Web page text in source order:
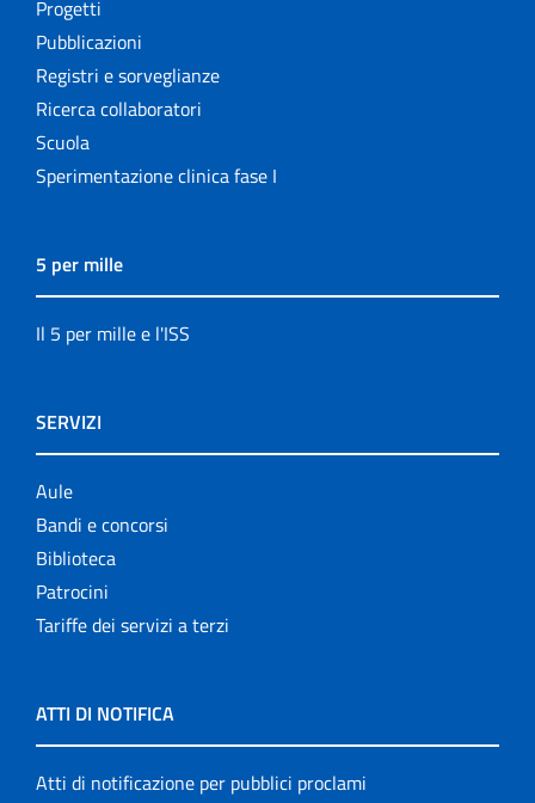
Progetti
Pubblicazioni
Registri e sorveglianze
Ricerca collaboratori
Scuola
Sperimentazione clinica fase I
5 per mille
Il 5 per mille e l'ISS
SERVIZI
Aule
Bandi e concorsi
Biblioteca
Patrocini
Tariffe dei servizi a terzi
ATTI DI NOTIFICA
Atti di notificazione per pubblici proclami